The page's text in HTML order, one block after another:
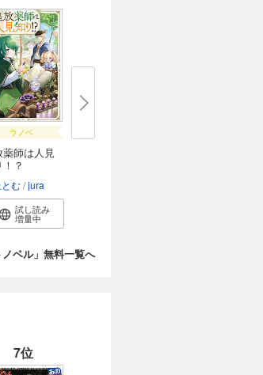
ラノベ
師は人見
？
とむ jura
試し読み
増量中
ノベル」無料一覧へ
7位